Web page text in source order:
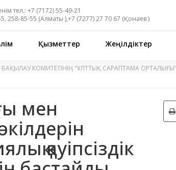
тел.: +7 (7172) 55-49-21
258-85-55 (Алматы ),+7 (7277) 27 70 67 (Қонаев)
Қызметтер Жеңілдіктер
КОМИТЕТІНІҢ "ҰЛТТЫҚ САРАПТАМА
мен
қауіпсіздік